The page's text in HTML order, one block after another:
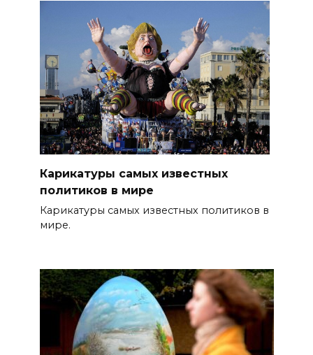
Карикатуры самых известных
политиков в мире
Карикатуры самых известных политиков в
мире.